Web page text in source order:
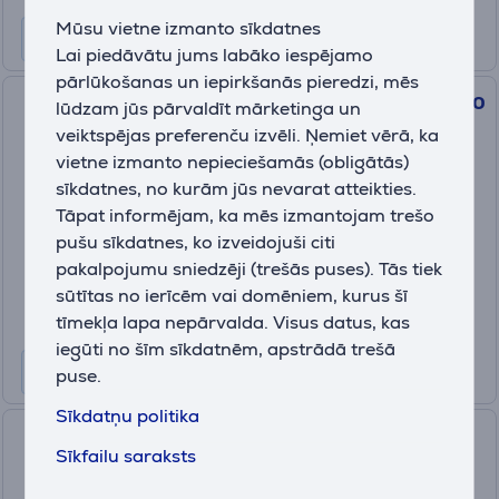
Mūsu vietne izmanto sīkdatnes
Lai piedāvātu jums labāko iespējamo
pārlūkošanas un iepirkšanās pieredzi, mēs
lūdzam jūs pārvaldīt mārketinga un
veiktspējas preferenču izvēli. Ņemiet vērā, ka
vietne izmanto nepieciešamās (obligātās)
sīkdatnes, no kurām jūs nevarat atteikties.
Tāpat informējam, ka mēs izmantojam trešo
pušu sīkdatnes, ko izveidojuši citi
pakalpojumu sniedzēji (trešās puses). Tās tiek
sūtītas no ierīcēm vai domēniem, kurus šī
tīmekļa lapa nepārvalda. Visus datus, kas
iegūti no šīm sīkdatnēm, apstrādā trešā
puse.
Sīkdatņu politika
Sīkfailu saraksts
Philips PureProtect Quiet 2200
Series, balta - Gaisa attīrītājs
(4)
AC2220/10
Ir noliktavā
Cena:
239.99 €
10 mēneši 26 €